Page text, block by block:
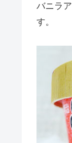
バニラ
す。